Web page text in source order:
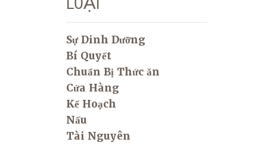
Sự Dinh Dưỡng
Bí Quyết
Chuẩn Bị Thức ăn
Cửa Hàng
Kế Hoạch
Nấu
Tài Nguyên